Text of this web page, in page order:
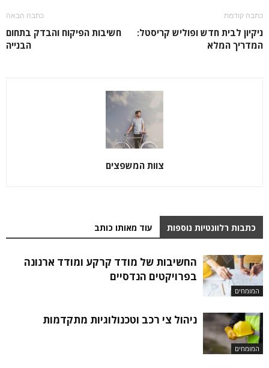
כתבה קודמת
ניקיון לבית חדש ופוליש קריסטל:
המדריך המלא
כתבה הבאה
חשיבות הפיקוח והבדק בתחום
הבנייה
צוות המשפצים
כתבות רלוונטיות נוספות עוד מאותו כותב
המומחים
החשיבות של מודד קרקע ומודד ארנונה
בפרויקטים הנדסיים
המומחים
ניהול צי רכב וטכנולוגיות מתקדמות